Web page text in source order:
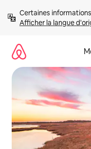
directement
Afficher la langue